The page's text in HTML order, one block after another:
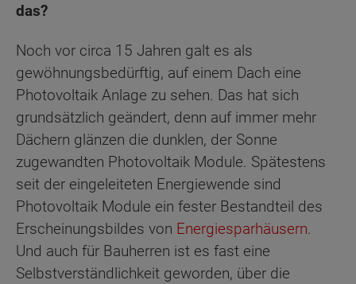
das?
Noch vor circa 15 Jahren galt es als
gewöhnungsbedürftig, auf einem Dach eine
Photovoltaik Anlage zu sehen. Das hat sich
grundsätzlich geändert, denn auf immer mehr
Dächern glänzen die dunklen, der Sonne
zugewandten Photovoltaik Module. Spätestens
seit der eingeleiteten Energiewende sind
Photovoltaik Module ein fester Bestandteil des
Erscheinungsbildes von Energiesparhäusern.
Und auch für Bauherren ist es fast eine
Selbstverständlichkeit geworden, über die